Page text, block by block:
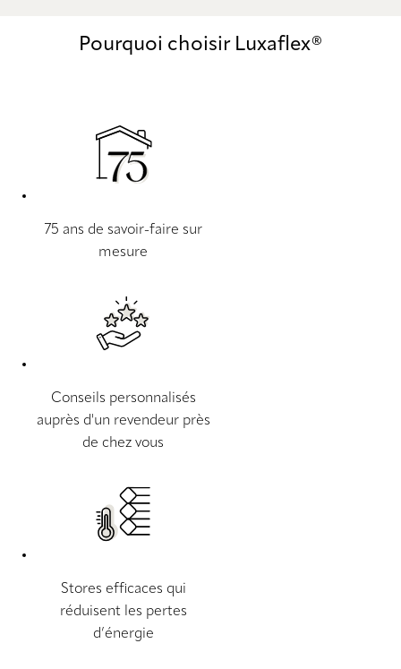
Pourquoi choisir Luxaflex®
75 ans de savoir-faire sur
mesure
Conseils personnalisés
auprès d'un revendeur près
de chez vous
Stores efficaces qui
réduisent les pertes
d’énergie